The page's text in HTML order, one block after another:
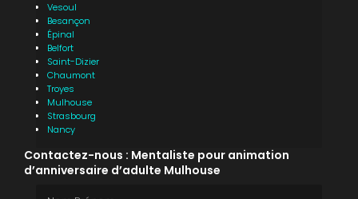
Vesoul
Besançon
Épinal
Belfort
Saint-Dizier
Chaumont
Troyes
Mulhouse
Strasbourg
Nancy
Contactez-nous : Mentaliste pour animation
d’anniversaire d’adulte Mulhouse